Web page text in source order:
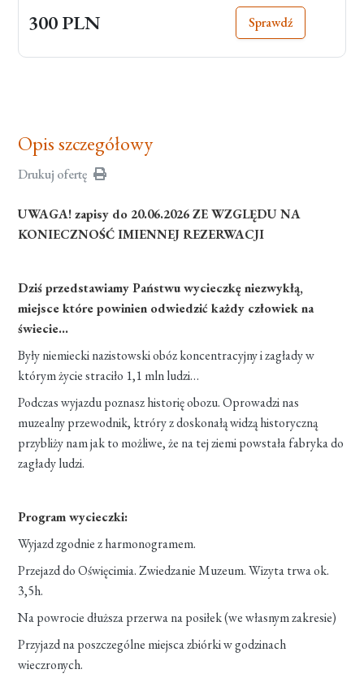
300 PLN Sprawdź
Opis szczegółowy
Drukuj ofertę
UWAGA! zapisy do 20.06.2026 ZE WZGLĘDU NA
KONIECZNOŚĆ IMIENNEJ REZERWACJI
Dziś przedstawiamy Państwu wycieczkę niezwykłą,
miejsce które powinien odwiedzić każdy człowiek na
świecie…
Były niemiecki nazistowski obóz koncentracyjny i zagłady w
którym życie straciło 1,1 mln ludzi…
Podczas wyjazdu poznasz historię obozu. Oprowadzi nas
muzealny przewodnik, ktróry z doskonałą widzą historyczną
przybliży nam jak to możliwe, że na tej ziemi powstała fabryka do
zagłady ludzi.
Program wycieczki:
Wyjazd zgodnie z harmonogramem.
Przejazd do Oświęcimia. Zwiedzanie Muzeum. Wizyta trwa ok.
3,5h.
Na powrocie dłuższa przerwa na posiłek (we własnym zakresie)
Przyjazd na poszczególne miejsca zbiórki w godzinach
wieczronych.